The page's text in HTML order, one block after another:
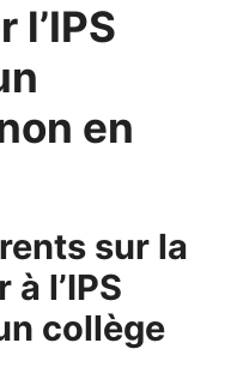
en
sur la
l’IPS
collège